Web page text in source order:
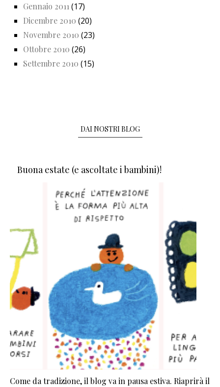
Gennaio 2011 (17)
Dicembre 2010 (20)
Novembre 2010 (23)
Ottobre 2010 (26)
Settembre 2010 (15)
DAI NOSTRI BLOG
Buona estate (e ascoltate i bambini)!
Come da tradizione, il blog va in pausa estiva. Riaprirà il